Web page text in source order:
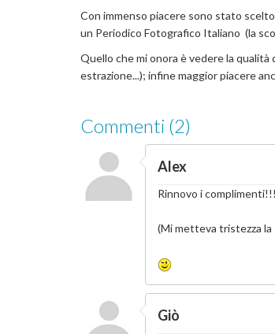
Con immenso piacere sono stato
un Periodico Fotografico Italiano (la
Quello che mi onora è vedere la
estrazione...); infine maggior piacere
Commenti (2)
Alex
Rinnovo i complimenti!!!
(Mi metteva tristezza
Giò